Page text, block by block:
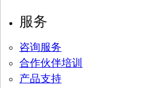
服务
咨询服务
合作伙伴培训
产品支持